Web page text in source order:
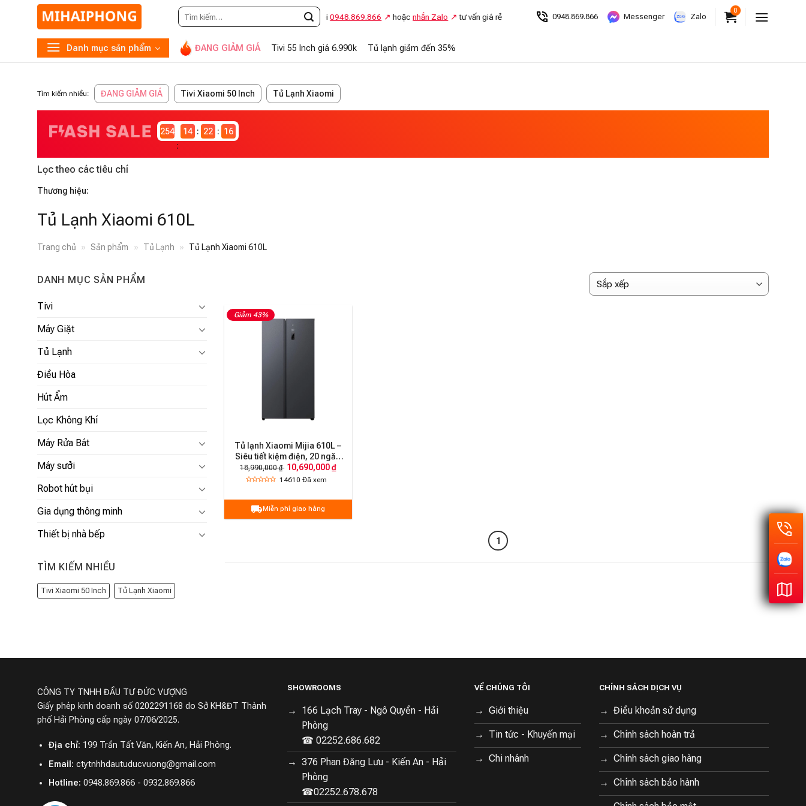
Tìm
kiếm:
Gọi 0948.869.866 hoặcnhắn Zalo tư vấn giá rẻ 0948.869.866 Messenger Zalo
0
Danh mục sản phẩm ĐANG GIẢM GIÁ Tivi 55 Inch giá 6.990k Tủ lạnh giảm đến 35%
Tìm kiếm nhiều: ĐANG GIẢM GIÁ Tivi Xiaomi 50 Inch Tủ Lạnh Xiaomi
2546981
14 22 15
Lọc theo các tiêu chí
Thương hiệu:
Tủ Lạnh Xiaomi 610L
Trang chủ » Sản phẩm » Tủ Lạnh » Tủ Lạnh Xiaomi 610L
DANH MỤC SẢN PHẨM
Tivi
Máy Giặt
Tủ Lạnh
Điều Hòa
Hút Ẩm
Lọc Không Khí
Máy Rửa Bát
Máy sưởi
Robot hút bụi
Gia dụng thông minh
Thiết bị nhà bếp
TÌM KIẾM NHIỀU
Tivi Xiaomi 50 Inch Tủ Lạnh Xiaomi
Giảm 43%
Tủ lạnh Xiaomi Mijia 610L –
Siêu tiết kiệm điện, 20 ngăn
chứa, kháng khuẩn 99,99%,
độ ồn thấp
18,990,000 ₫ 10,690,000 ₫
14610Đã xem
Miễn phí giao hàng
1
CÔNG TY TNHH ĐẦU TƯ ĐỨC VƯỢNG
Giấy phép kinh doanh số 0202291168 do Sở KH&ĐT Thành
phố Hải Phòng cấp ngày 07/06/2025.
Địa chỉ: 199 Trần Tất Văn, Kiến An, Hải Phòng.
Email: ctytnhhdautuducvuong@gmail.com
Hotline: 0948.869.866 - 0932.869.866
SHOWROOMS
166 Lạch Tray - Ngô Quyền - Hải
Phòng
☎ 02252.686.682
376 Phan Đăng Lưu - Kiến An - Hải
Phòng
☎02252.678.678
VỀ CHÚNG TÔI
Giới thiệu
Tin tức - Khuyến mại
Chi nhánh
CHÍNH SÁCH DỊCH VỤ
Điều khoản sử dụng
Chính sách hoàn trả
Chính sách giao hàng
Chính sách bảo hành